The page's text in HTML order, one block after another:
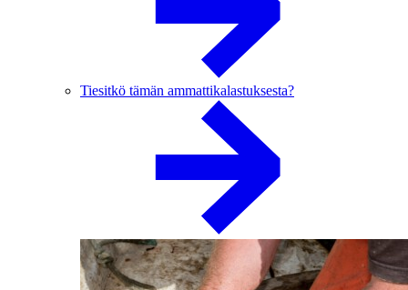
Tiesitkö tämän ammattikalastuksesta?